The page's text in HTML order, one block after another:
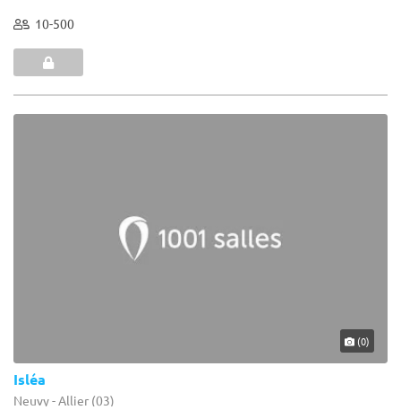
10-500
(0)
Isléa
Neuvy - Allier (03)